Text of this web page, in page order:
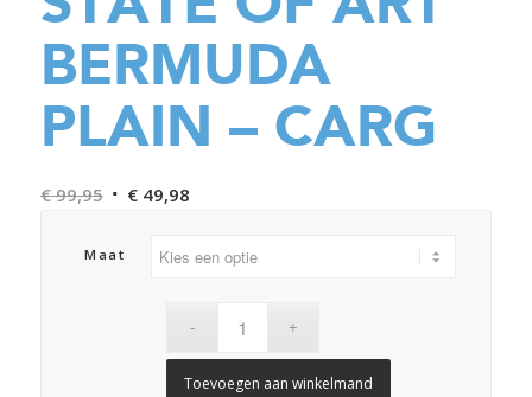
BERMUDA
PLAIN – CARG
€99,95 Oorspronkelijke
was:
€49,98Huidige
Maat
Toevoegen aan winkelmand